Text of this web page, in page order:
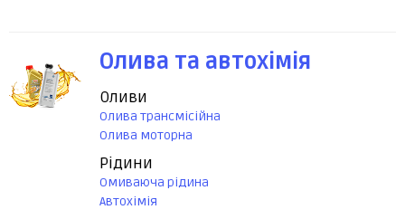
Олива та автохімія
Оливи
Олива трансмісійна
Олива моторна
Рідини
Омиваюча рідина
Автохімія